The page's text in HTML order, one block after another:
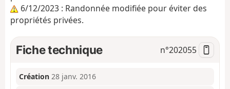
6/12/2023 : Randonnée modifiée pour éviter des
propriétés privées.
Fiche technique n°202055
Création 28 janv. 2016